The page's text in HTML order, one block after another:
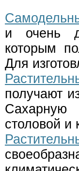
и очень
которым
Для
получают
Сахарную
столовой и